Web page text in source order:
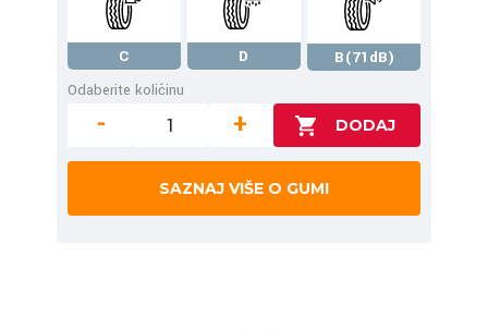
C D
B(71dB)
Odaberite količinu
- +
SAZNAJ VIŠE O GUMI